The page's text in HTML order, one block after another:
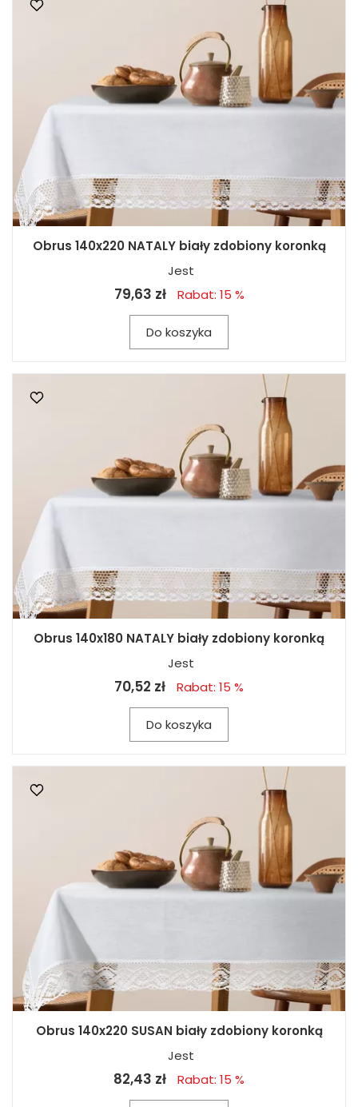
Obrus 140x220 NATALY biały zdobiony koronką
Jest
79,63 zł Rabat: 15 %
Do koszyka
Obrus 140x180 NATALY biały zdobiony koronką
Jest
70,52 zł Rabat: 15 %
Do koszyka
Obrus 140x220 SUSAN biały zdobiony koronką
Jest
82,43 zł Rabat: 15 %